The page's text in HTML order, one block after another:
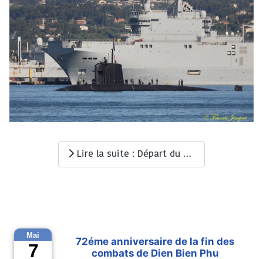
Lire la suite : Départ du SNA Perle
72éme anniversaire de la fin des
combats de Dien Bien Phu
7
Mai